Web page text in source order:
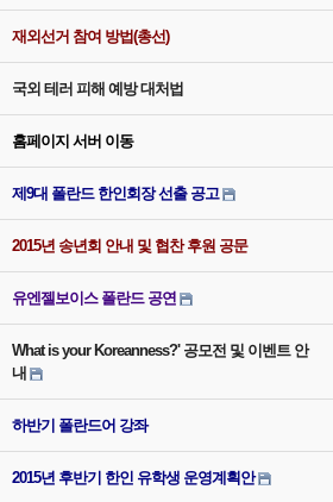
재외선거 참여 방법(총선)
국외 테러 피해 예방 대처법
홈페이지 서버 이동
제9대 폴란드 한인회장 선출 공고
2015년 송년회 안내 및 협찬 후원 공문
유엔젤보이스 폴란드 공연
What is your Koreanness?' 공모전 및 이벤트 안
내
하반기 폴란드어 강좌
2015년 후반기 한인 유학생 운영계획안